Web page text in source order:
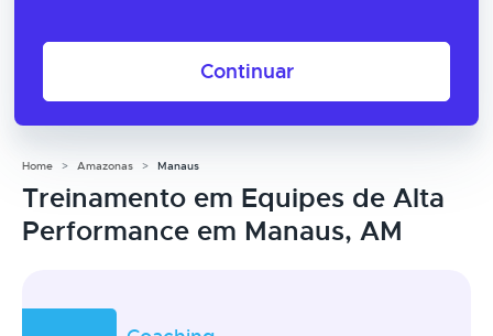
Continuar
Home Amazonas Manaus
Treinamento em Equipes de Alta
Performance em Manaus, AM